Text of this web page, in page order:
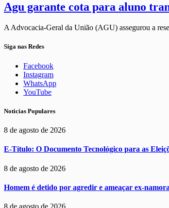
Agu garante cota para aluno
A Advocacia-Geral da União (AGU) assegurou a
Siga nas Redes
Facebook
Instagram
WhatsApp
YouTube
Noticias Populares
8 de agosto de 2026
E-Título: O Documento Tecnológico para as
8 de agosto de 2026
Homem é detido por agredir e ameaçar ex-
8 de agosto de 2026